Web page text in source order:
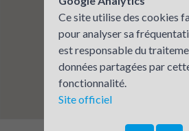
Ce site utilise des cookies
pour analyser sa
est responsable du
données partagées par
fonctionnalité.
Site officiel